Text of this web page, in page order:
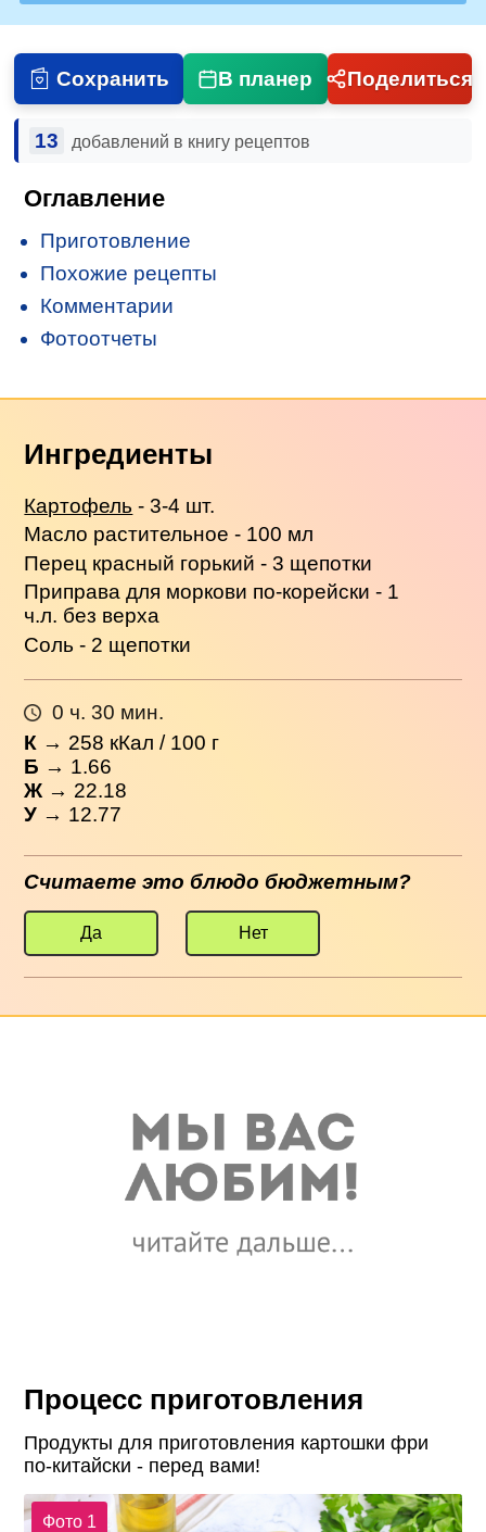
Сохранить В планер Поделиться
13 добавлений в книгу рецептов
Оглавление
Приготовление
Похожие рецепты
Комментарии
Фотоотчеты
Ингредиенты
Картофель - 3-4 шт.
Масло растительное - 100 мл
Перец красный горький - 3 щепотки
Приправа для моркови по-корейски - 1
ч.л. без верха
Соль - 2 щепотки
0 ч. 30 мин.
К → 258 кКал / 100 г
Б → 1.66
Ж → 22.18
У → 12.77
Считаете это блюдо бюджетным?
Да Нет
Процесс приготовления
Продукты для приготовления картошки фри
по-китайски - перед вами!
Фото 1